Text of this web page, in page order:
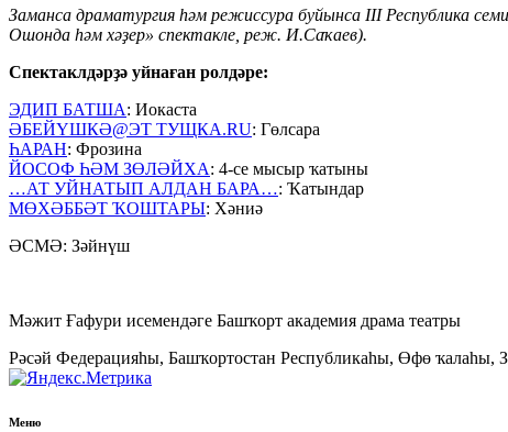
Заманса драматургия һәм режиссура буйынса III Республика
Ошонда һәм хәҙер» спектакле, реж. И.Саҡаев).
Спектаклдәрҙә уйнаған ролдәре:
ЭДИП БАТША: Иокаста
ӘБЕЙҮШКӘ@ЭТ ТУЩКА.RU: Гөлсара
ҺАРАН: Фрозина
ЙОСОФ ҺӘМ ЗӨЛӘЙХА: 4-се мысыр ҡатыны
…АТ УЙНАТЫП АЛДАН БАРА…: Ҡатындар
МӨХӘББӘТ ҠОШТАРЫ: Хәниә
ӘСМӘ: Зәйнүш
Мәжит Ғафури исемендәге Башҡорт академия драма театры
Рәсәй Федерацияһы, Башҡортостан Республикаһы, Өфө ҡалаһы,
Меню